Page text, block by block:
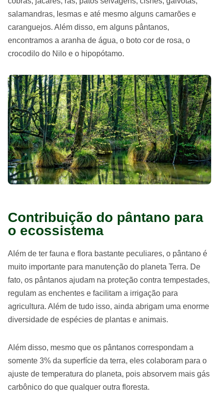
salamandras, lesmas e até mesmo alguns camarões e
caranguejos. Além disso, em alguns pântanos,
encontramos a aranha de água, o boto cor de rosa, o
crocodilo do Nilo e o hipopótamo.
Contribuição do pântano para
o ecossistema
Além de ter fauna e flora bastante peculiares, o pântano é
muito importante para manutenção do planeta Terra. De
fato, os pântanos ajudam na proteção contra tempestades,
regulam as enchentes e facilitam a irrigação para
agricultura. Além de tudo isso, ainda abrigam uma enorme
diversidade de espécies de plantas e animais.
Além disso, mesmo que os pântanos correspondam a
somente 3% da superfície da terra, eles colaboram para o
ajuste de temperatura do planeta, pois absorvem mais gás
carbônico do que qualquer outra floresta.